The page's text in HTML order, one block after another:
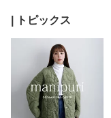
| トピックス